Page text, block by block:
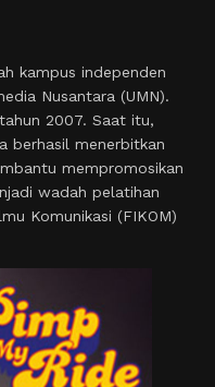
kampus independen
Nusantara (UMN).
2007. Saat itu,
berhasil menerbitkan
mempromosikan
wadah pelatihan
Komunikasi (FIKOM)